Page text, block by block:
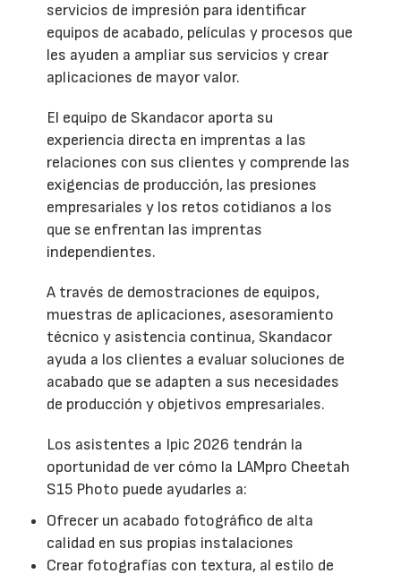
servicios de impresión para identificar
equipos de acabado, películas y procesos que
les ayuden a ampliar sus servicios y crear
aplicaciones de mayor valor.
El equipo de Skandacor aporta su
experiencia directa en imprentas a las
relaciones con sus clientes y comprende las
exigencias de producción, las presiones
empresariales y los retos cotidianos a los
que se enfrentan las imprentas
independientes.
A través de demostraciones de equipos,
muestras de aplicaciones, asesoramiento
técnico y asistencia continua, Skandacor
ayuda a los clientes a evaluar soluciones de
acabado que se adapten a sus necesidades
de producción y objetivos empresariales.
Los asistentes a Ipic 2026 tendrán la
oportunidad de ver cómo la LAMpro Cheetah
S15 Photo puede ayudarles a:
Ofrecer un acabado fotográfico de alta
calidad en sus propias instalaciones
Crear fotografías con textura, al estilo de